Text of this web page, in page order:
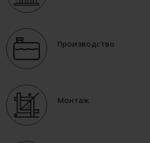
Производство
Монтаж